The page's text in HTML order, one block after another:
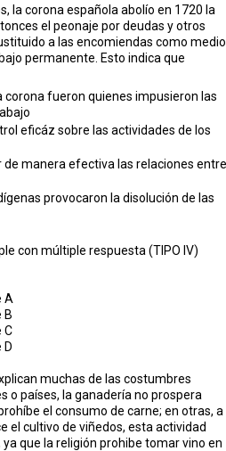
la corona española abolío en 1720 la
el peonaje por deudas y otros
a las encomiendas como medio
permanente. Esto indica que
corona fueron quienes impusieron las
eficáz sobre las actividades de los
de manera efectiva las relaciones entre
provocaron la disolución de las
con múltiple respuesta (TIPO IV)
A
B
C
D
muchas de las costumbres
o países, la ganadería no prospera
el consumo de carne; en otras, a
el cultivo de viñedos, esta actividad
que la religión prohibe tomar vino en